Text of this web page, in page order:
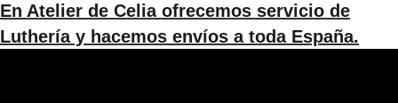
En Atelier de Celia ofrecemos servicio de
Luthería y hacemos envíos a toda España.